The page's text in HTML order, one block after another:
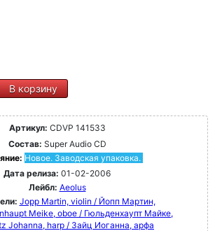
В корзину
Артикул: CDVP 141533
Состав: Super Audio CD
Новое. Заводская упаковка.
Дата релиза: 01-02-2006
Лейбл: Aeolus
Jopp Martin, violin / Йопп Мартин,
Meike, oboe / Гюльденхаупт Майке,
Johanna, harp / Зайц Иоганна, арфа